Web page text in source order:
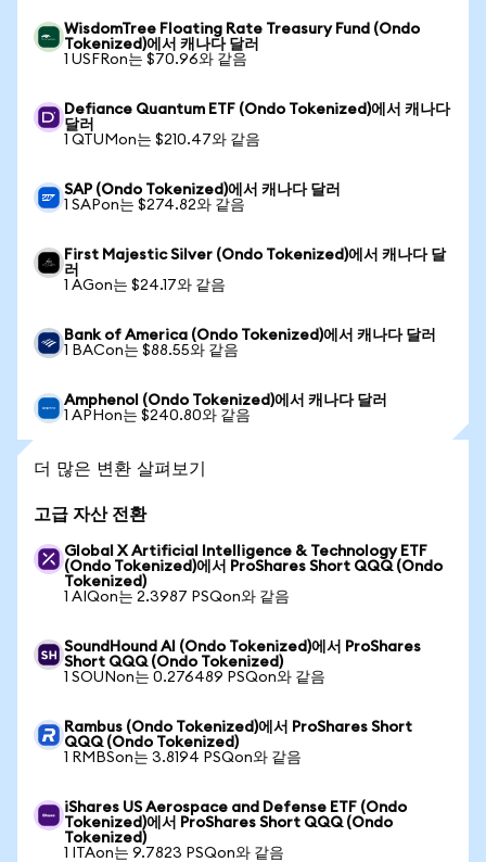
WisdomTree Floating Rate Treasury Fund (Ondo
Tokenized)에서 캐나다 달러
1 USFRon는 $70.96와 같음
Defiance Quantum ETF (Ondo Tokenized)에서 캐나다
달러
1 QTUMon는 $210.47와 같음
SAP (Ondo Tokenized)에서 캐나다 달러
1 SAPon는 $274.82와 같음
First Majestic Silver (Ondo Tokenized)에서 캐나다 달
러
1 AGon는 $24.17와 같음
Bank of America (Ondo Tokenized)에서 캐나다 달러
1 BACon는 $88.55와 같음
Amphenol (Ondo Tokenized)에서 캐나다 달러
1 APHon는 $240.80와 같음
더 많은 변환 살펴보기
고급 자산 전환
Global X Artificial Intelligence & Technology ETF
(Ondo Tokenized)에서 ProShares Short QQQ (Ondo
Tokenized)
1 AIQon는 2.3987 PSQon와 같음
SoundHound AI (Ondo Tokenized)에서 ProShares
Short QQQ (Ondo Tokenized)
1 SOUNon는 0.276489 PSQon와 같음
Rambus (Ondo Tokenized)에서 ProShares Short
QQQ (Ondo Tokenized)
1 RMBSon는 3.8194 PSQon와 같음
iShares US Aerospace and Defense ETF (Ondo
Tokenized)에서 ProShares Short QQQ (Ondo
Tokenized)
1 ITAon는 9.7823 PSQon와 같음